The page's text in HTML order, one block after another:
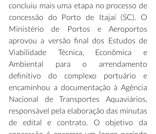
concluiu mais uma etapa no processo de
concessão do Porto de Itajaí (SC). O
Ministério de Portos e Aeroportos
aprovou a versão final dos Estudos de
Viabilidade Técnica, Econômica e
Ambiental para o arrendamento
definitivo do complexo portuário e
encaminhou a documentação à Agência
Nacional de Transportes Aquaviários,
responsável pela elaboração das minutas
de edital e contrato. O objetivo da